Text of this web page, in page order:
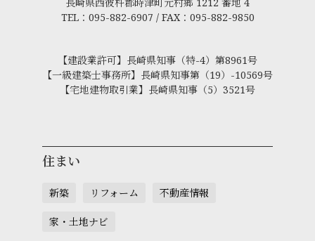
TEL：095-882-6907 / FAX：095-882-9850
【建設業許可】長崎県知事（特-4）第8961号
【一級建築士事務所】長崎県知事第（19）-10569号
【宅地建物取引業】長崎県知事（5）3521号
住まい
新築 リフォーム 不動産情報
家・土地ナビ